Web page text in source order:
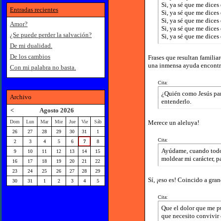
Si, ya sé que me
Si, ya sé que me
Si, ya sé que me
Si, ya sé que me
Si, ya sé que me
Frases que resultan
una inmensa ayuda
Cita:
¿Quién como Jesús
entenderlo.
Merece un aleluya!
Cita:
Ayúdame, cuando
moldear mi carácter,
Sí, ¡eso es! Coincido a
Cita:
Que el dolor que me
que necesito convivir
Entradas recientes
Amor?
¿Se puede perder la salvación?
De mi dualidad.
De los cambios
Con mi palabra no basta.
Archivo
<
Agosto 2026
Dom Lun Mar Mie Jue Vie
Sáb
26
27 28 29 30 31
1
2
3 4 5 6 7
8
9
10 11 12 13 14
15
16
17 18 19 20 21
22
23
24 25 26 27 28
29
30
31 1 2 3 4 5